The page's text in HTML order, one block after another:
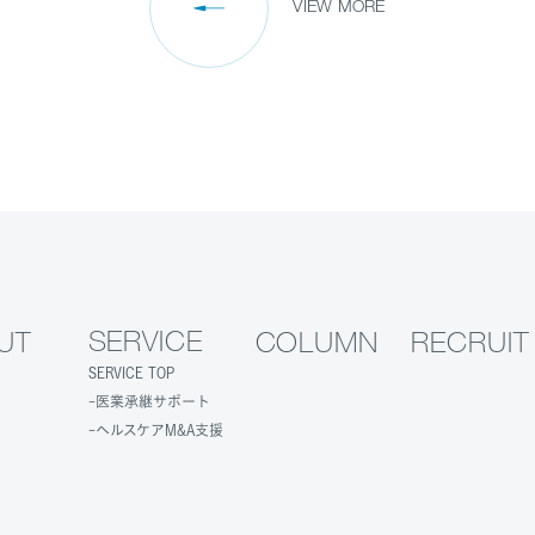
VIEW MORE
SERVICE
SERVICE TOP
医業承継サポート
ヘルスケアM&A支援
COLUMN RECRUIT